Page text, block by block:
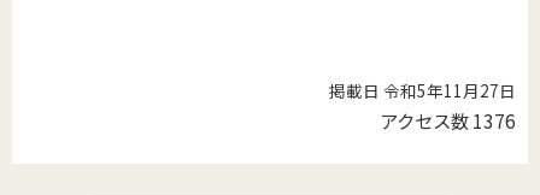
掲載日 令和5年11月27日
アクセス数1376